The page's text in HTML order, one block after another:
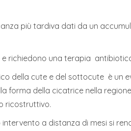
più tardiva dati da un
richiedono una terapia
della cute e del sottocute è un
forma della cicatrice nella
ricostruttivo.
intervento a distanza di mesi si